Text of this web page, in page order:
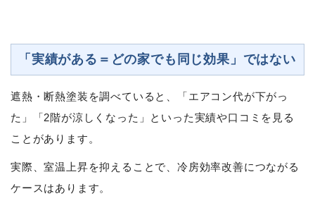
「実績がある＝どの家でも同じ効果」ではない
遮熱・断熱塗装を調べていると、「エアコン代が下がっ
た」「2階が涼しくなった」といった実績や口コミを見る
ことがあります。
実際、室温上昇を抑えることで、冷房効率改善につながる
ケースはあります。